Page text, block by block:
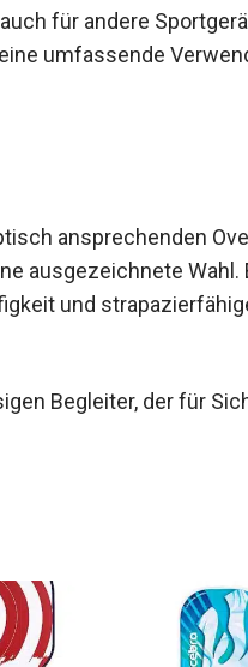
für andere
umfassende
ansprechenden
ausgezeichnete Wahl.
und
Begleiter, der für